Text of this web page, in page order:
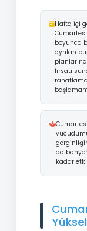
Hafta içi
boyunca
ayrılan
fırsatı
da
kadar